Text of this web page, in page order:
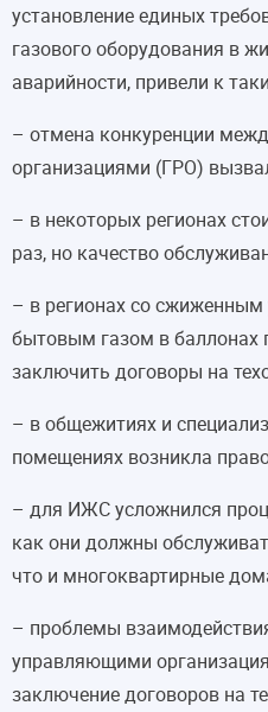
установление единых
газового оборудования в
аварийности, привели к
– отмена конкуренции
организациями (ГРО)
– в некоторых регионах
раз, но качество
– в регионах со
бытовым газом в баллонах
заключить договоры на
– в общежитиях и
помещениях возникла
– для ИЖС усложнился
как они должны
что и многоквартирные
– проблемы
управляющими
заключение договоров на